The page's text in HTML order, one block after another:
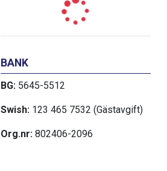
BANK
BG: 5645-5512
Swish: 123 465 7532 (Gästavgift)
Org.nr: 802406-2096